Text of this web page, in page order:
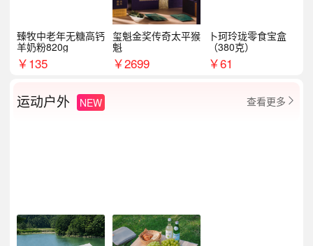
臻牧中老年无糖高钙
羊奶粉820g
￥135
玺魁金奖传奇太平猴
魁
￥2699
卜珂玲珑零食宝盒
（380克）
￥61
运动户外 NEW 查看更多 